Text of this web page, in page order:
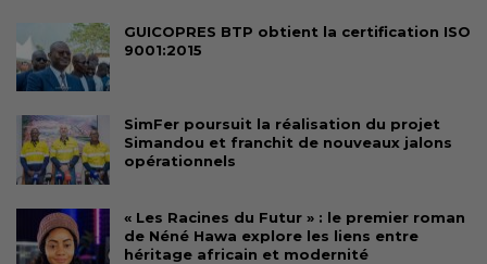
GUICOPRES BTP obtient la certification ISO
9001:2015
SimFer poursuit la réalisation du projet
Simandou et franchit de nouveaux jalons
opérationnels
« Les Racines du Futur » : le premier roman
de Néné Hawa explore les liens entre
héritage africain et modernité